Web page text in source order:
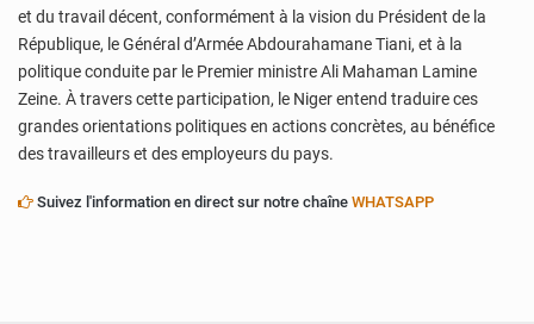
et du travail décent, conformément à la vision du Président de la
République, le Général d’Armée Abdourahamane Tiani, et à la
politique conduite par le Premier ministre Ali Mahaman Lamine
Zeine. À travers cette participation, le Niger entend traduire ces
grandes orientations politiques en actions concrètes, au bénéfice
des travailleurs et des employeurs du pays.
Suivez l'information en direct sur notre chaîne WHATSAPP